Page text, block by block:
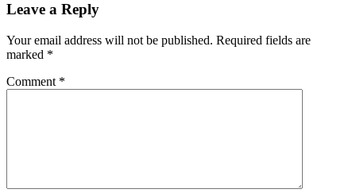
Leave a Reply
Your email address will not be published. Required fields are
marked *
Comment *